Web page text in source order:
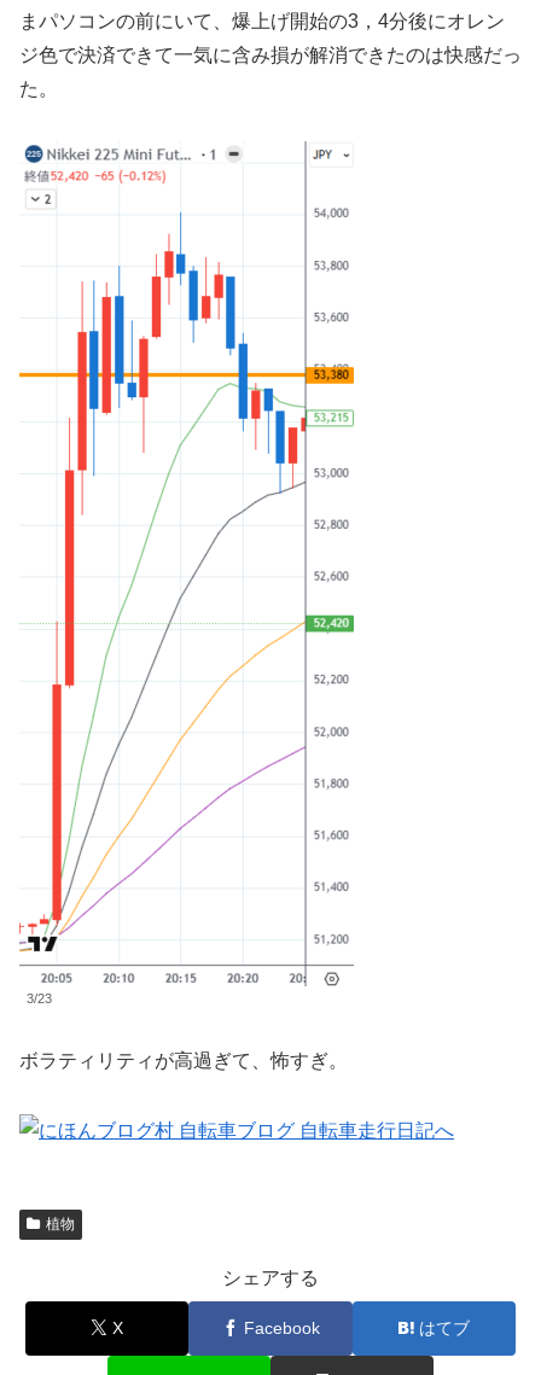
まパソコンの前にいて、爆上げ開始の3，4分後にオレン
ジ色で決済できて一気に含み損が解消できたのは快感だっ
た。
3/23
ボラティリティが高過ぎて、怖すぎ。
植物
シェアする
X Facebook はてブ